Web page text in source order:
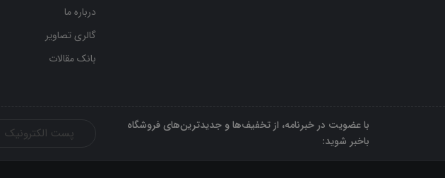
درباره ما
گالری تصاویر
بانک مقالات
با عضویت در خبرنامه، از تخفیف‌ها و جدیدترین‌های فروشگاه
باخبر شوید: